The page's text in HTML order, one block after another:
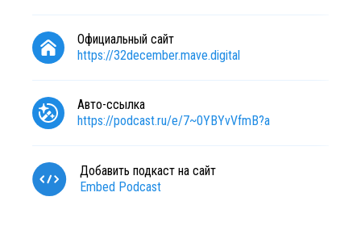
Официальный сайт
https://32december.mave.digital
Авто-ссылка
https://podcast.ru/e/7~0YBYvVfmB?a
Добавить подкаст на сайт
Embed Podcast